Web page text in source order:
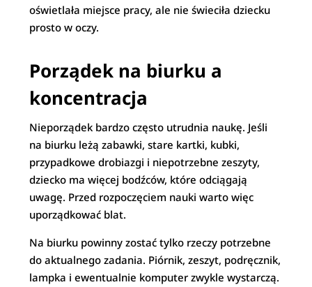
oświetlała miejsce pracy, ale nie świeciła dziecku
prosto w oczy.
Porządek na biurku a
koncentracja
Nieporządek bardzo często utrudnia naukę. Jeśli
na biurku leżą zabawki, stare kartki, kubki,
przypadkowe drobiazgi i niepotrzebne zeszyty,
dziecko ma więcej bodźców, które odciągają
uwagę. Przed rozpoczęciem nauki warto więc
uporządkować blat.
Na biurku powinny zostać tylko rzeczy potrzebne
do aktualnego zadania. Piórnik, zeszyt, podręcznik,
lampka i ewentualnie komputer zwykle wystarczą.